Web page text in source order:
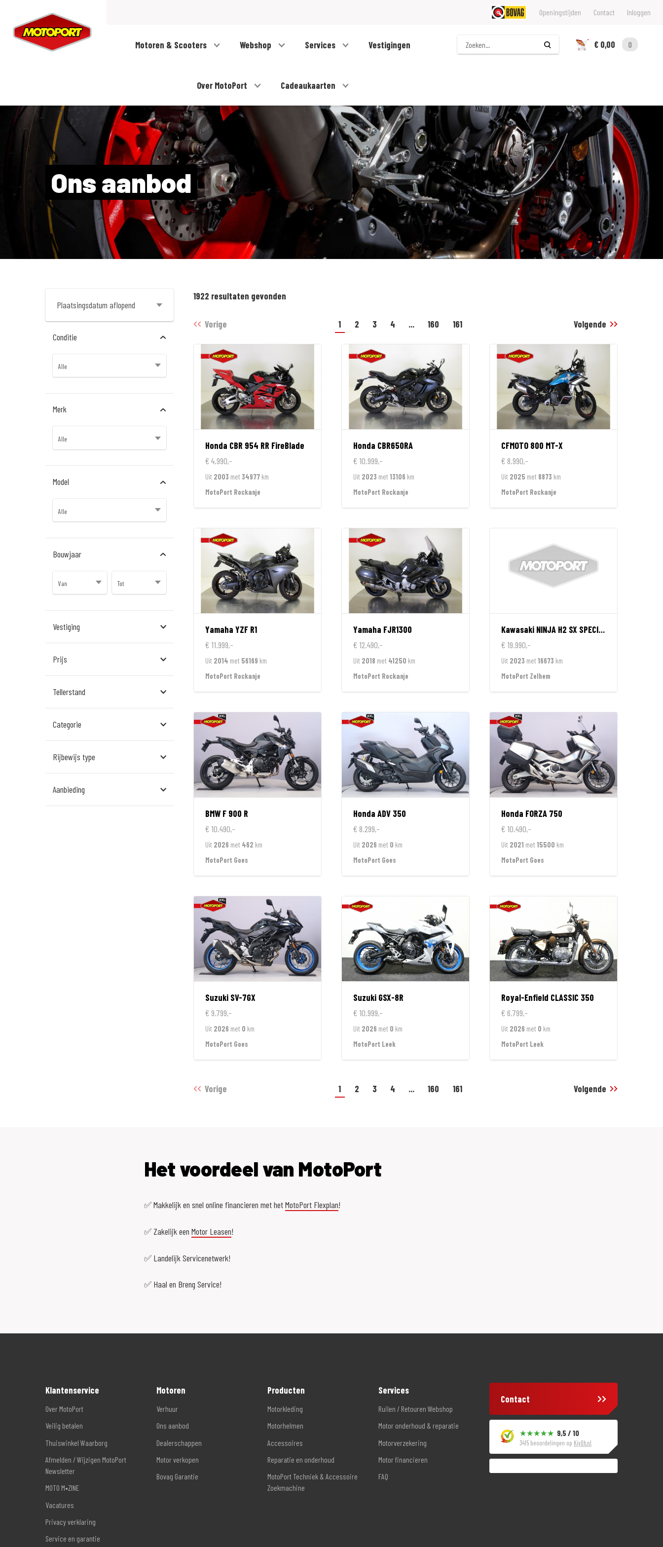
Openingstijden Contact Inloggen
Motoren & Scooters Webshop Services Vestigingen
Over MotoPort Cadeaukaarten
Zoeken
€ 0,00
0
Ons aanbod
Conditie
Merk
Model
Bouwjaar
Vestiging
Den Bosch
Hillegom
Leek
Leeuwarden
Prijs
Tellerstand
Categorie
Rijbewijs type
Aanbieding
1922 resultaten gevonden
Vorige 1 2 3 4 ... 160 161 Volgende
Honda CBR 954 RR FireBlade
€ 4.990,-
Uit 2003 met 34977km
MotoPort Rockanje
Honda CBR650RA
€ 10.999,-
Uit 2023 met 13106 km
MotoPort Rockanje
CFMOTO 800 MT-X
€ 8.990,-
Uit 2025 met 8873 km
MotoPort Rockanje
Yamaha YZF R1
€ 11.999,-
Uit 2014 met 56169 km
MotoPort Rockanje
Yamaha FJR1300
€ 12.490,-
Uit 2018 met 41250 km
MotoPort Rockanje
Kawasaki NINJA H2 SX SPECIAL EDITION
€ 19.990,-
Uit 2023 met 16673 km
MotoPort Zelhem
BMW F 900 R
€ 10.490,-
Uit 2026 met 462 km
MotoPort Goes
Honda ADV 350
€ 8.299,-
Uit 2026 met 0 km
MotoPort Goes
Honda FORZA 750
€ 10.490,-
Uit 2021 met 15500 km
MotoPort Goes
Suzuki SV-7GX
€ 9.799,-
Uit 2026 met 0 km
MotoPort Goes
Suzuki GSX-8R
€ 10.999,-
Uit 2026 met 0 km
MotoPort Leek
Royal-Enfield CLASSIC 350
€ 6.799,-
Uit 2026 met 0 km
MotoPort Leek
Vorige 1 2 3 4 ... 160 161 Volgende
Het voordeel van MotoPort
✅ Makkelijk en snel online financieren met hetMotoPort Flexplan!
✅ Zakelijk een Motor Leasen!
✅ Landelijk Servicenetwerk!
✅ Haal en Breng Service!
Klantenservice
Over MotoPort
Veilig betalen
Thuiswinkel Waarborg
Afmelden / Wijzigen MotoPort
Newsletter
MOTO M•ZINE
Vacatures
Privacy verklaring
Service en garantie
Motoren
Verhuur
Ons aanbod
Dealerschappen
Motor verkopen
Bovag Garantie
Producten
Motorkleding
Motorhelmen
Accessoires
Reparatie en onderhoud
MotoPort Techniek & Accessoire
Zoekmachine
Services
Ruilen / Retouren Webshop
Motor onderhoud & reparatie
Motorverzekering
Motor financieren
FAQ
Contact
9,5 / 10
3415 beoordelingen op KiyOh.nl